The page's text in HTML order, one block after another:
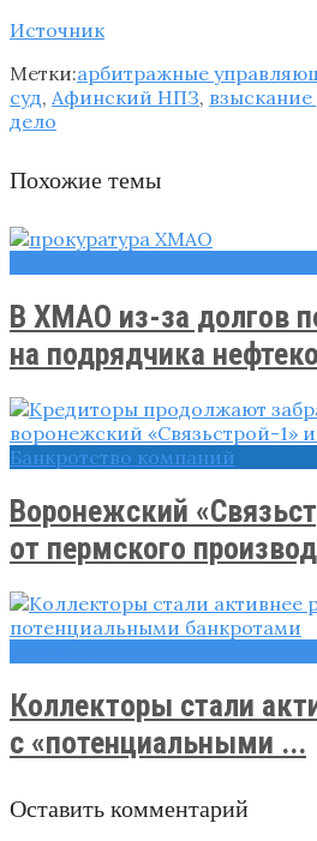
Источник
Метки:арбитражные
суд, Афинский НПЗ, взыскание
дело
Похожие темы
В ХМАО из-за долгов
на подрядчика
Банкротство компаний
Воронежский
от пермского
Коллекторы стали
с «потенциальными ...
Оставить комментарий